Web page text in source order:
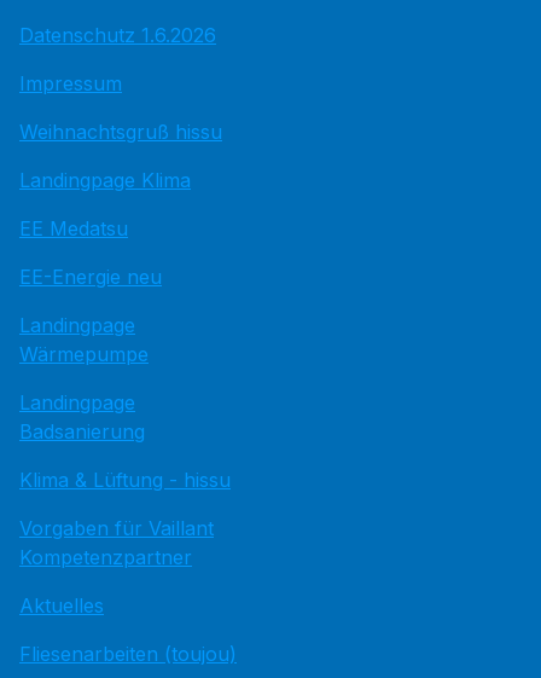
Datenschutz 1.6.2026
Impressum
Weihnachtsgruß hissu
Landingpage Klima
EE Medatsu
EE-Energie neu
Landingpage
Wärmepumpe
Landingpage
Badsanierung
Klima & Lüftung - hissu
Vorgaben für Vaillant
Kompetenzpartner
Aktuelles
Fliesenarbeiten (toujou)